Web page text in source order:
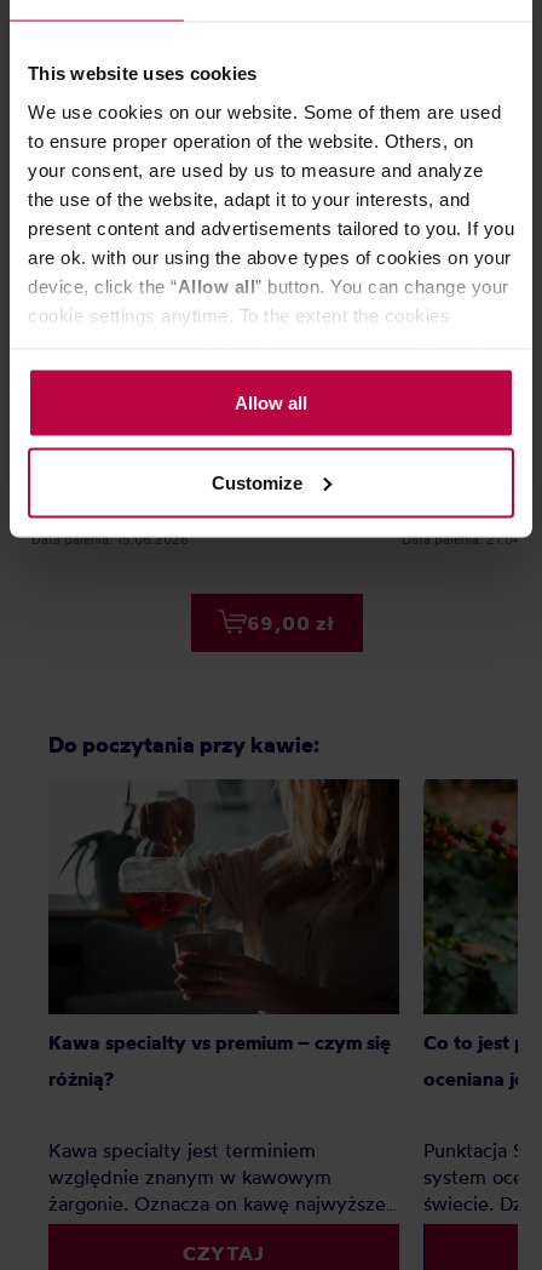
This website uses cookies
We use cookies on our website. Some of them are used
to ensure proper operation of the website. Others, on
your consent, are used by us to measure and analyze
the use of the website, adapt it to your interests, and
present content and advertisements tailored to you. If you
are ok. with our using the above types of cookies on your
device, click the “Allow all” button. You can change your
cookie settings anytime. To the extent the cookies
the controller’s (namely, ALL GOOD S.A., ul.
Mazowiecka 24I/U9, 78-100 Kołobrzeg) or third parties’
legitimate interests which are to ensure a high quality of
activities of the controller and authorized entities. More
information about cookies and the personal data
processing, including your rights, can be found in the
Allow all
Customize
Może Cię zainteresować
Meksyk Carlos Cadena Honey Filter
250 g
Data palenia: 15.06.2026
69,00 zł
PROMOCJA
Lowcaf Blend
Data palenia:
Do poczytania przy kawie:
Kawa specialty vs premium – czym się
różnią?
Kawa specialty jest terminiem
względnie znanym w kawowym
żargonie. Oznacza on kawę najwyższej
jakości, jednak co z kawą premium?
Czy to tylko chwyt marketingowy czy
CZYTAJ
Co to jest
oceniana
Punktacja
system
świecie.
palarnie i